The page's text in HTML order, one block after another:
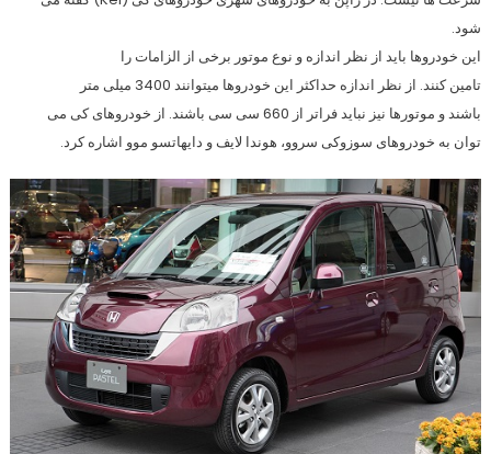
شود.
این خودروها باید از نظر اندازه و نوع موتور برخی از الزامات را
تامین کنند. از نظر اندازه حداکثر این خودروها میتوانند 3400 میلی متر
باشند و موتورها نیز نباید فراتر از 660 سی سی باشند. از خودروهای کی می
توان به خودروهای سوزوکی سروو، هوندا لایف و دایهاتسو موو اشاره کرد.